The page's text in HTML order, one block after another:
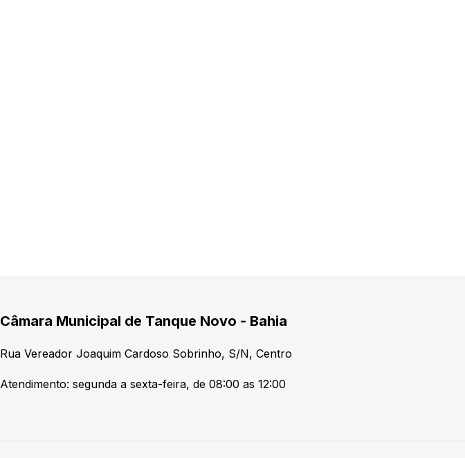
Câmara Municipal de Tanque Novo - Bahia
Rua Vereador Joaquim Cardoso Sobrinho, S/N, Centro
Atendimento: segunda a sexta-feira, de 08:00 as 12:00